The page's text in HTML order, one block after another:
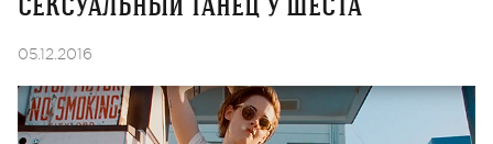
05.12.2016